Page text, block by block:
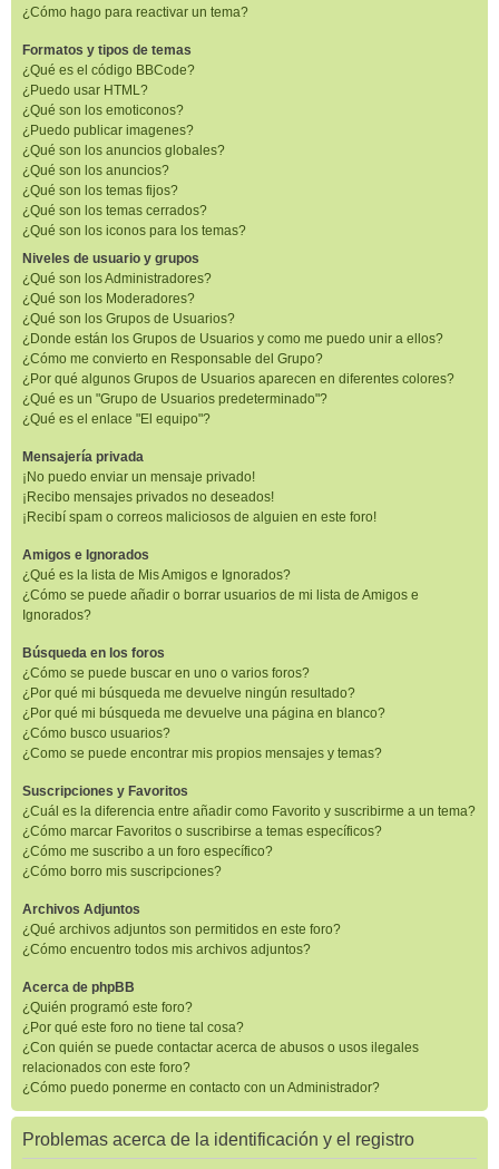
¿Cómo hago para reactivar un tema?
Formatos y tipos de temas
¿Qué es el código BBCode?
¿Puedo usar HTML?
¿Qué son los emoticonos?
¿Puedo publicar imagenes?
¿Qué son los anuncios globales?
¿Qué son los anuncios?
¿Qué son los temas fijos?
¿Qué son los temas cerrados?
¿Qué son los iconos para los temas?
Niveles de usuario y grupos
¿Qué son los Administradores?
¿Qué son los Moderadores?
¿Qué son los Grupos de Usuarios?
¿Donde están los Grupos de Usuarios y como me puedo unir a ellos?
¿Cómo me convierto en Responsable del Grupo?
¿Por qué algunos Grupos de Usuarios aparecen en diferentes colores?
¿Qué es un "Grupo de Usuarios predeterminado"?
¿Qué es el enlace "El equipo"?
Mensajería privada
¡No puedo enviar un mensaje privado!
¡Recibo mensajes privados no deseados!
¡Recibí spam o correos maliciosos de alguien en este foro!
Amigos e Ignorados
¿Qué es la lista de Mis Amigos e Ignorados?
¿Cómo se puede añadir o borrar usuarios de mi lista de Amigos e
Ignorados?
Búsqueda en los foros
¿Cómo se puede buscar en uno o varios foros?
¿Por qué mi búsqueda me devuelve ningún resultado?
¿Por qué mi búsqueda me devuelve una página en blanco?
¿Cómo busco usuarios?
¿Como se puede encontrar mis propios mensajes y temas?
Suscripciones y Favoritos
¿Cuál es la diferencia entre añadir como Favorito y suscribirme a un tema?
¿Cómo marcar Favoritos o suscribirse a temas específicos?
¿Cómo me suscribo a un foro específico?
¿Cómo borro mis suscripciones?
Archivos Adjuntos
¿Qué archivos adjuntos son permitidos en este foro?
¿Cómo encuentro todos mis archivos adjuntos?
Acerca de phpBB
¿Quién programó este foro?
¿Por qué este foro no tiene tal cosa?
¿Con quién se puede contactar acerca de abusos o usos ilegales
relacionados con este foro?
¿Cómo puedo ponerme en contacto con un Administrador?
Problemas acerca de la identificación y el registro